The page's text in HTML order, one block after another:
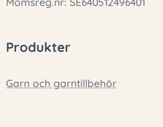
Produkter
Garn och garntillbehör